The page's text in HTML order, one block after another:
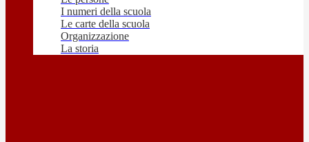
I numeri della scuola
Le carte della scuola
Organizzazione
La storia